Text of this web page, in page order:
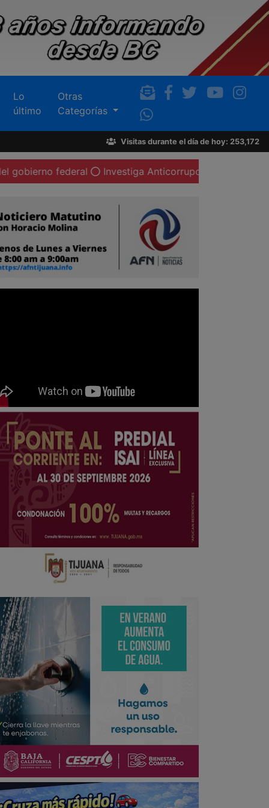
Lo
último
Otras
Categorías
Visitas durante el día de hoy: 253,172
Investiga Anticorrupción a cinco ex